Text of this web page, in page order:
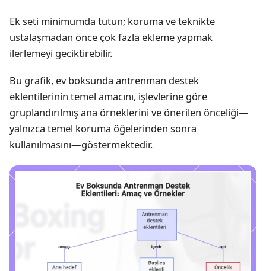
Ek seti minimumda tutun; koruma ve teknikte
ustalaşmadan önce çok fazla ekleme yapmak
ilerlemeyi geciktirebilir.
Bu grafik, ev boksunda antrenman destek
eklentilerinin temel amacını, işlevlerine göre
gruplandırılmış ana örneklerini ve önerilen önceliği—
yalnızca temel koruma öğelerinden sonra
kullanılmasını—göstermektedir.